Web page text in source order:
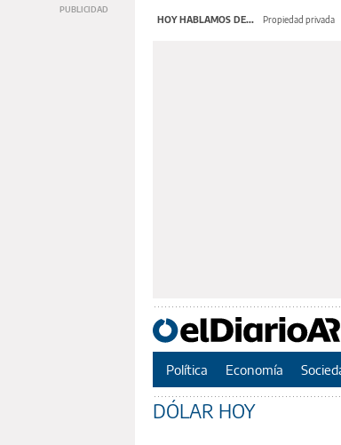
HOY HABLAMOS DE... Propiedad privada
Política Economía
DÓLAR HOY